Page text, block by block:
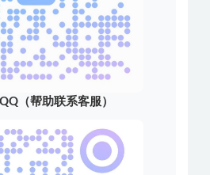
（帮助联系客服）